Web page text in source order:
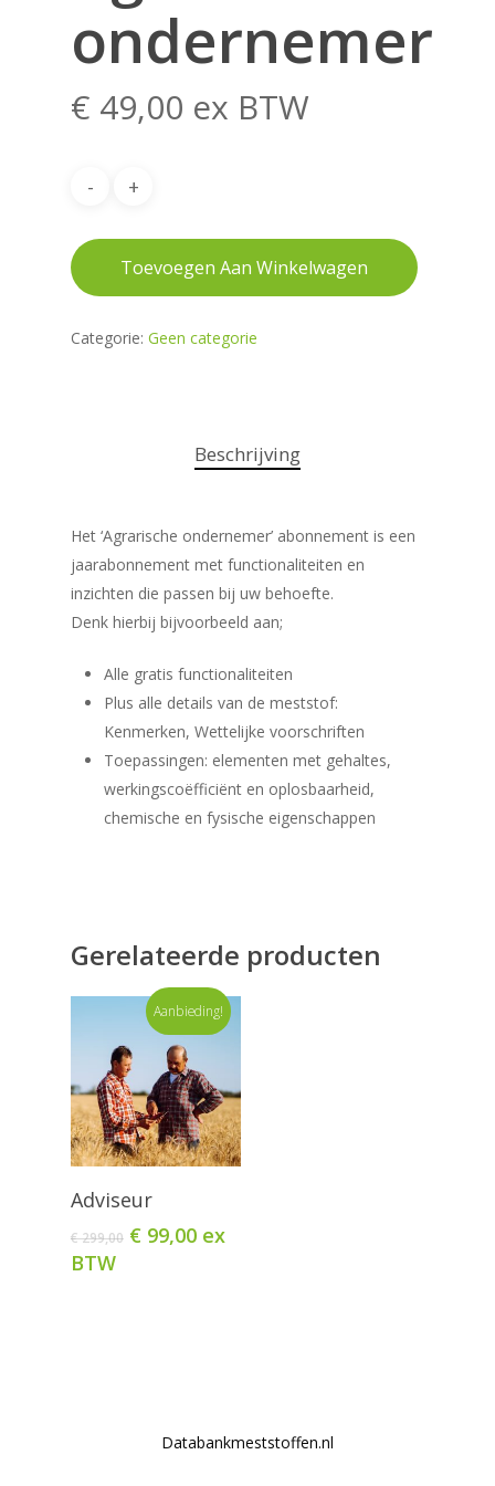
ondernemer
€ 49,00 ex BTW
Toevoegen Aan Winkelwagen
Categorie: Geen categorie
Beschrijving
Het ‘Agrarische ondernemer’ abonnement is een
jaarabonnement met functionaliteiten en
inzichten die passen bij uw behoefte.
Denk hierbij bijvoorbeeld aan;
Alle gratis functionaliteiten
Plus alle details van de meststof:
Kenmerken, Wettelijke voorschriften
Toepassingen: elementen met gehaltes,
werkingscoëfficiënt en oplosbaarheid,
chemische en fysische eigenschappen
Gerelateerde producten
Aanbieding!
Adviseur
€299,00 Oorspronkelijke
€ 99,00Huidige
ex
BTW
Databankmeststoffen.nl